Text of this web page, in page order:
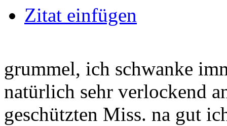
Zitat einfügen
grummel, ich schwanke
natürlich sehr verlockend
geschützten Miss. na gut